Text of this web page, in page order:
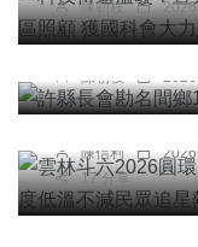
陳朝枝
許縣長會勘名
萬改善
陳朝枝
綜合新聞 旅遊
聚 15度低溫不
陳信利
17 分享